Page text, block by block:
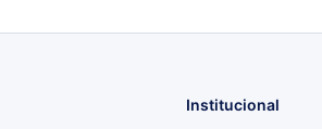
Institucional